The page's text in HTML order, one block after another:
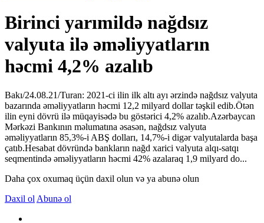
Birinci yarımildə nağdsız
valyuta ilə əməliyyatların
həcmi 4,2% azalıb
Bakı/24.08.21/Turan: 2021-ci ilin ilk altı ayı ərzində nağdsız valyuta
bazarında əməliyyatların həcmi 12,2 milyard dollar təşkil edib.Ötən
ilin eyni dövrü ilə müqayisədə bu göstərici 4,2% azalıb.Azərbaycan
Mərkəzi Bankının məlumatına əsasən, nağdsız valyuta
əməliyyatların 85,3%-i ABŞ dolları, 14,7%-i digər valyutalarda başa
çatıb.Hesabat dövründə bankların nağd xarici valyuta alqı-satqı
seqmentində əməliyyatların həcmi 42% azalaraq 1,9 milyard do...
Daha çox oxumaq üçün daxil olun və ya abunə olun
Daxil ol Abunə ol